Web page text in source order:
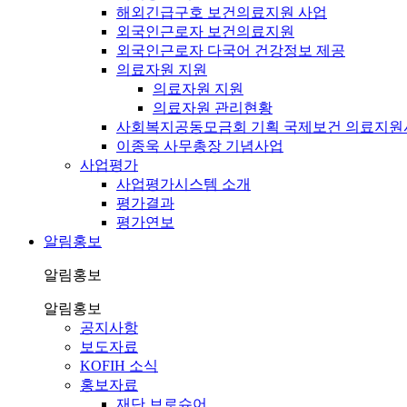
해외긴급구호 보건의료지원 사업
외국인근로자 보건의료지원
외국인근로자 다국어 건강정보 제공
의료자원 지원
의료자원 지원
의료자원 관리현황
사회복지공동모금회 기획 국제보건 의료지원
이종욱 사무총장 기념사업
사업평가
사업평가시스템 소개
평가결과
평가연보
알림홍보
알림홍보
알림홍보
공지사항
보도자료
KOFIH 소식
홍보자료
재단 브로슈어